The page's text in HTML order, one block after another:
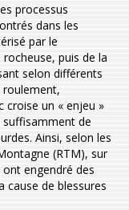
processus
dans les
par le
puis de la
selon différents
roulement,
croise un « enjeu »
de
Ainsi, selon les
(RTM), sur
engendré des
cause de blessures